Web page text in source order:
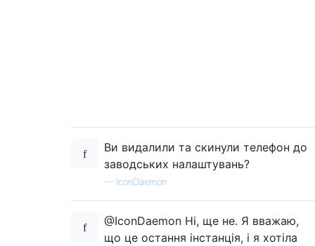
Ви видалили та скинули телефон до
заводських налаштувань?
— IconDaemon
@IconDaemon Ні, ще не. Я вважаю,
що це остання інстанція, і я хотіла